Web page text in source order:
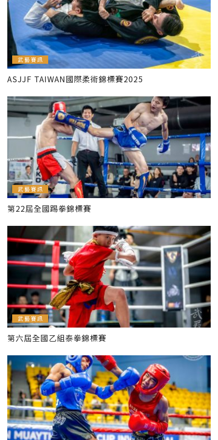
武藝賽訊
ASJJF TAIWAN國際柔術錦標賽2025
武藝賽訊
第22屆全國踢拳錦標賽
武藝賽訊
第六屆全國乙組泰拳錦標賽